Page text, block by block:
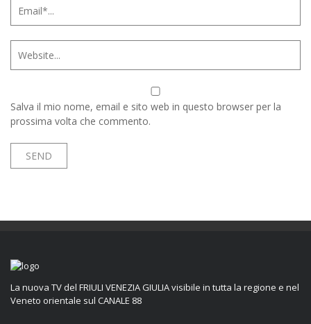
Salva il mio nome, email e sito web in questo browser per la
prossima volta che commento.
La nuova TV del FRIULI VENEZIA GIULIA visibile in tutta la regione e nel
Veneto orientale sul CANALE 88